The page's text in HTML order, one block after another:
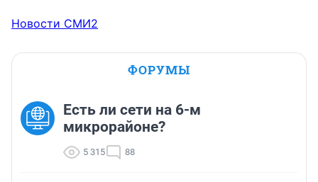
Новости СМИ2
ФОРУМЫ
Есть ли сети на 6-м
микрорайоне?
5 315 88